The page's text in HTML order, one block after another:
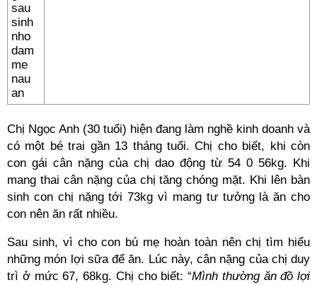
Chị Ngọc Anh (30 tuổi) hiện đang làm nghề kinh doanh và
có một bé trai gần 13 tháng tuổi. Chị cho biết, khi còn
con gái cân nặng của chị dao động từ 54 0 56kg. Khi
mang thai cân nặng của chị tăng chóng mặt. Khi lên bàn
sinh con chị nặng tới 73kg vì mang tư tưởng là ăn cho
con nên ăn rất nhiều.
Sau sinh, vì cho con bú mẹ hoàn toàn nên chị tìm hiểu
những món lợi sữa để ăn. Lúc này, cân nặng của chị duy
trì ở mức 67, 68kg. Chị cho biết: “Mình thường ăn đồ lợi